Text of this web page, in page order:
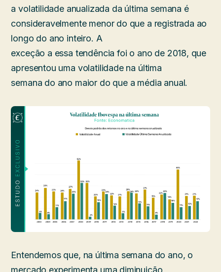
a volatilidade anualizada da última semana é
consideravelmente menor do que a registrada ao
longo do ano inteiro. A
exceção a essa tendência foi o ano de 2018, que
apresentou uma volatilidade na última
semana do ano maior do que a média anual.
Entendemos que, na última semana do ano, o